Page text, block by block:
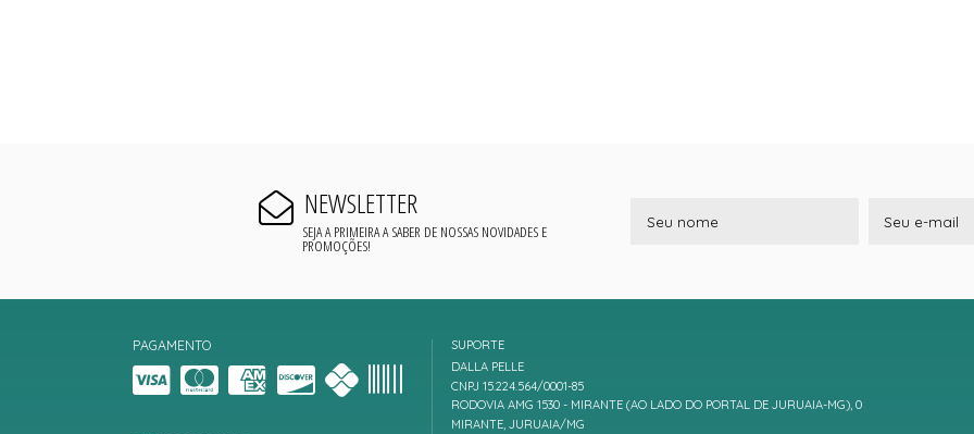
NEWSLETTER
SEJA A PRIMEIRA A SABER DE NOSSAS NOVIDADES E
PROMOÇÕES!
PAGAMENTO
SUPORTE
DALLA PELLE
CNPJ 15.224.564/0001-85
RODOVIA AMG 1530 - MIRANTE (AO LADO DO PORTAL DE JURUAIA-MG), 0
MIRANTE, JURUAIA/MG